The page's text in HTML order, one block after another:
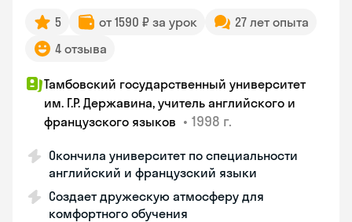
5 от 1590 ₽ за урок
27 лет опыта
4 отзыва
Тамбовский государственный университет
им. Г.Р. Державина, учитель английского и
французского языков • 1998 г.
Окончила университет по специальности
английский и французский языки
Создает дружескую атмосферу для
комфортного обучения